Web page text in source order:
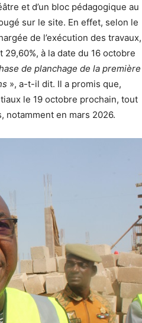
et d’un bloc pédagogique au
sur le site. En effet, selon le
de l’exécution des travaux,
à la date du 16 octobre
de planchage de la première
», a-t-il dit. Il a promis que,
le 19 octobre prochain, tout
en mars 2026.